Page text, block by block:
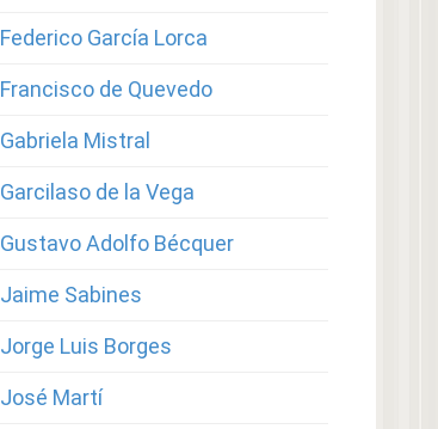
Federico García Lorca
Francisco de Quevedo
Gabriela Mistral
Garcilaso de la Vega
Gustavo Adolfo Bécquer
Jaime Sabines
Jorge Luis Borges
José Martí